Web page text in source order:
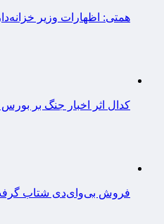
همتی: اظهارات وزیر
کدال اثر اخبار جنگ بر
فروش بی‌وای‌دی شتاب